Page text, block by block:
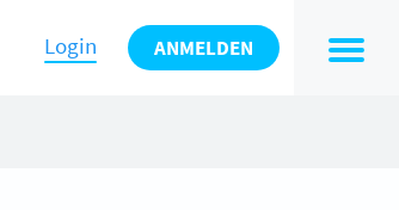
Login ANMELDEN